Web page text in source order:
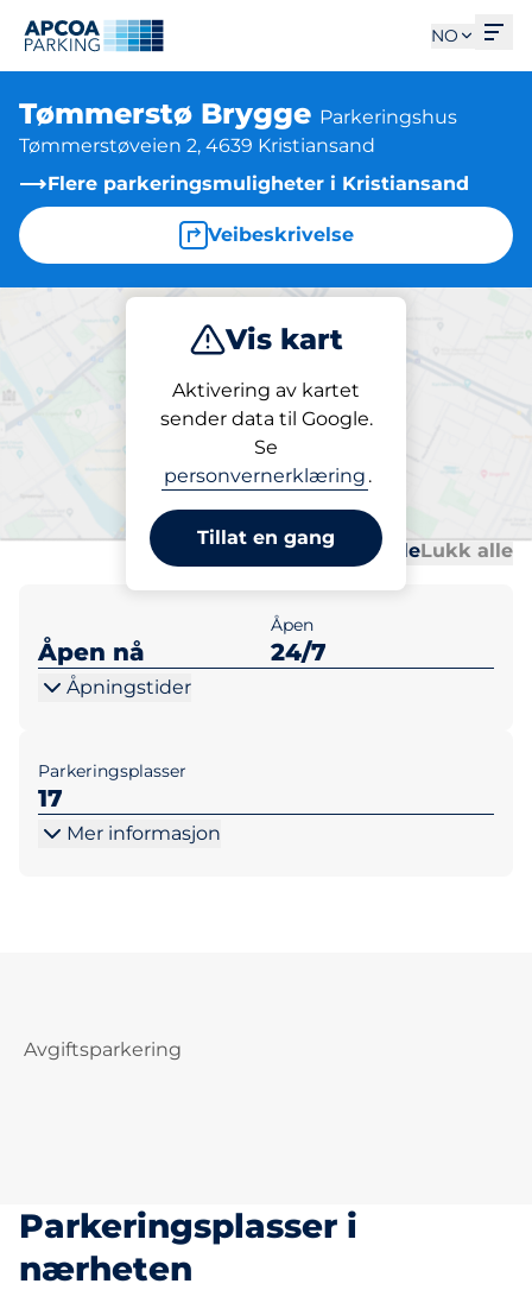
NO
Tømmerstø Brygge Parkeringshus
Tømmerstøveien 2, 4639 Kristiansand
Flere parkeringsmuligheter i Kristiansand
Veibeskrivelse
Vis kart
Aktivering av kartet
sender data til Google.
Se
personvernerklæring .
Tillat en gang
Parkering
Parkering
Tømmerstø Brygge
Åpne alleLukk alle
Åpen nå
Åpen
24/7
Åpningstider
Parkeringsplasser
17
Mer informasjon
Avgiftsparkering
Parkeringsplasser i
nærheten